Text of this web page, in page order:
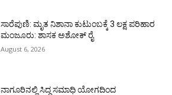
ಸಾರೆಪುಣಿ: ಮೃತ ನಿಶಾನಾ ಕುಟುಂಬಕ್ಕೆ 3 ಲಕ್ಷ ಪರಿಹಾರ
ಮಂಜೂರು: ಶಾಸಕ ಅಶೋಕ್ ರೈ
August 6, 2026
ನಾಗೂರಿನಲ್ಲಿ ಸಿದ್ಧ ಸಮಾಧಿ ಯೋಗದಿಂದ